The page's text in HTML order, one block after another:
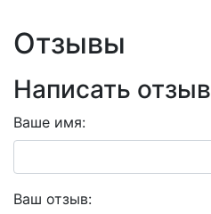
Отзывы
Написать отзыв
Ваше имя:
Ваш отзыв: